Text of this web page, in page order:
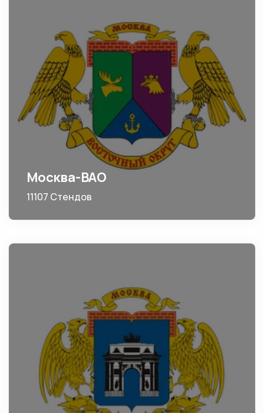
Москва-ВАО
11107 Стендов